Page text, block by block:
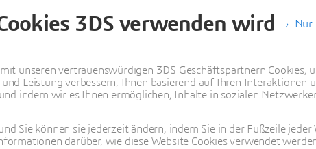
Photopolymerisation - SLA,
VAT, CDLP
SLM, MJF, EBM
Nur
3DS verwenden wird
unseren vertrauenswürdigen 3DS Geschäftspartnern Cookies,
Leistung verbessern, Ihnen basierend auf Ihren Interaktionen
indem wir es Ihnen ermöglichen, Inhalte in sozialen
Sie können sie jederzeit ändern, indem Sie in der Fußzeile jeder
darüber, wie diese Website Cookies verwendet